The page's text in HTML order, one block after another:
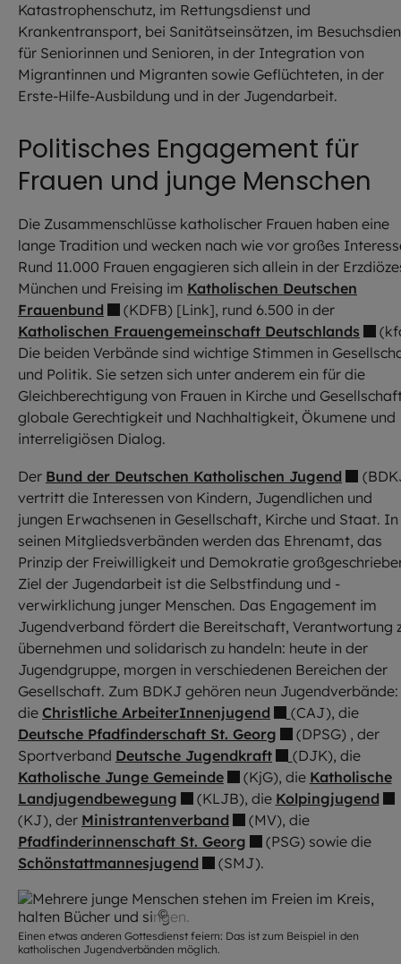
Katastrophenschutz, im Rettungsdienst und
Krankentransport, bei Sanitätseinsätzen, im
für Seniorinnen und Senioren, in der Integration von
Migrantinnen und Migranten sowie Geflüchteten, in der
Erste-Hilfe-Ausbildung und in der Jugendarbeit.
Politisches Engagement für
Frauen und junge Menschen
Die Zusammenschlüsse katholischer Frauen haben eine
lange Tradition und wecken nach wie vor großes
Rund 11.000 Frauen engagieren sich allein in der
München und Freising im Katholischen Deutschen
Frauenbund
(KDFB) [Link], rund 6.500 in der
Katholischen Frauengemeinschaft Deutschlands
Die beiden Verbände sind wichtige Stimmen in
und Politik. Sie setzen sich unter anderem ein für die
Gleichberechtigung von Frauen in Kirche und
globale Gerechtigkeit und Nachhaltigkeit, Ökumene und
interreligiösen Dialog.
Der Bund der Deutschen Katholischen Jugend
vertritt die Interessen von Kindern, Jugendlichen und
jungen Erwachsenen in Gesellschaft, Kirche und Staat. In
seinen Mitgliedsverbänden werden das Ehrenamt, das
Prinzip der Freiwilligkeit und Demokratie
Ziel der Jugendarbeit ist die Selbstfindung und -
verwirklichung junger Menschen. Das Engagement im
Jugendverband fördert die Bereitschaft, Verantwortung
übernehmen und solidarisch zu handeln: heute in der
Jugendgruppe, morgen in verschiedenen Bereichen der
Gesellschaft. Zum BDKJ gehören neun Jugendverbände:
die Christliche ArbeiterInnenjugend
(CAJ), die
Deutsche Pfadfinderschaft St. Georg
(DPSG) , der
Sportverband Deutsche Jugendkraft
(DJK), die
Katholische Junge Gemeinde
(KjG), die Katholische
Landjugendbewegung
(KLJB), die Kolpingjugend
(KJ), der Ministrantenverband
(MV), die
Pfadfinderinnenschaft St. Georg
(PSG) sowie die
Schönstattmannesjugend
(SMJ).
© Daniel Köberle / EJA
Einen etwas anderen Gottesdienst feiern: Das ist zum Beispiel in den
katholischen Jugendverbänden möglich.